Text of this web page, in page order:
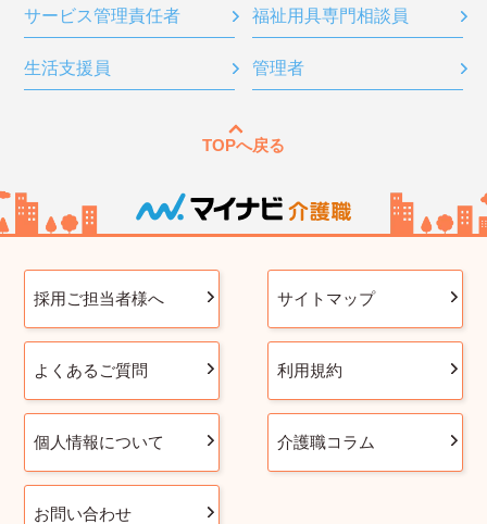
サービス管理責任者 福祉用具専門相談員
生活支援員 管理者
TOPへ戻る
採用ご担当者様へ サイトマップ
よくあるご質問 利用規約
個人情報について 介護職コラム
お問い合わせ